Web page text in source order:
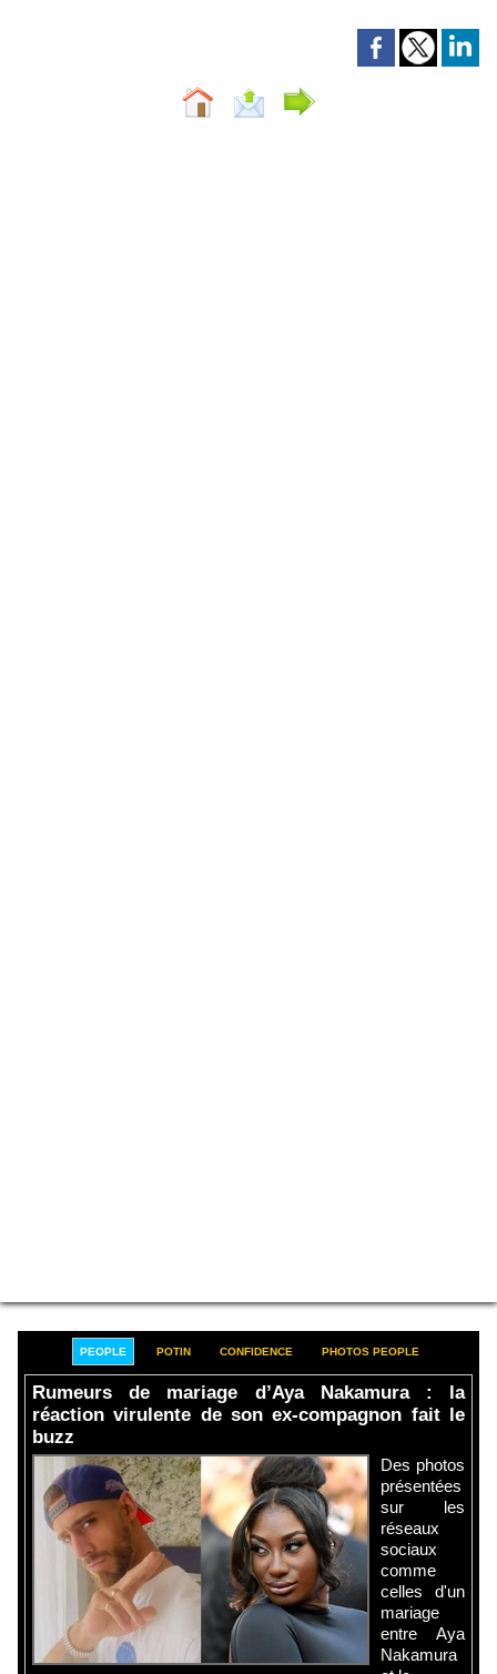
PEOPLE POTIN CONFIDENCE PHOTOS PEOPLE
Rumeurs de mariage d’Aya Nakamura : la
réaction virulente de son ex-compagnon fait le
buzz
Des photos
présentées
sur les
réseaux
sociaux
comme
celles d'un
mariage
entre Aya
Nakamura